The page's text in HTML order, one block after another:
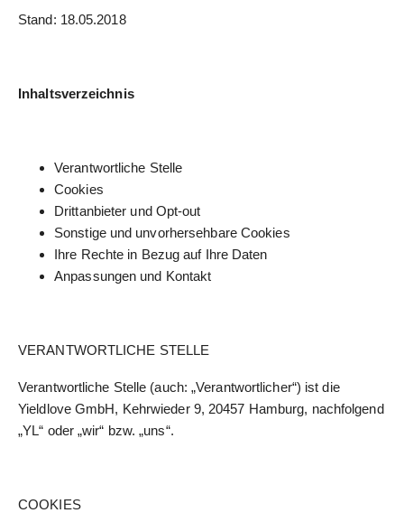
Stand: 18.05.2018
Inhaltsverzeichnis
Verantwortliche Stelle
Cookies
Drittanbieter und Opt-out
Sonstige und unvorhersehbare Cookies
Ihre Rechte in Bezug auf Ihre Daten
Anpassungen und Kontakt
VERANTWORTLICHE STELLE
Verantwortliche Stelle (auch: „Verantwortlicher“) ist die
Yieldlove GmbH, Kehrwieder 9, 20457 Hamburg, nachfolgend
„YL“ oder „wir“ bzw. „uns“.
COOKIES